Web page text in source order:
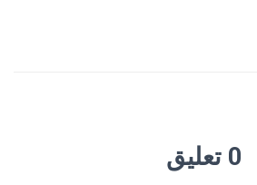
0 تعليق